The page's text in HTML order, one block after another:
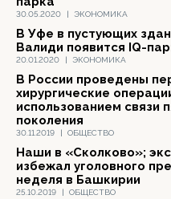
30.05.2020 | ЭКОНОМИКА
20.01.2020 | ЭКОНОМИКА
В Уфе в пустующих
Валиди появится IQ-
30.11.2019 | ОБЩЕСТВО
В России проведены
хирургические
использованием связи
поколения
25.10.2019 | ОБЩЕСТВО
Наши в «Сколково»;
избежал уголовного
неделя в Башкирии